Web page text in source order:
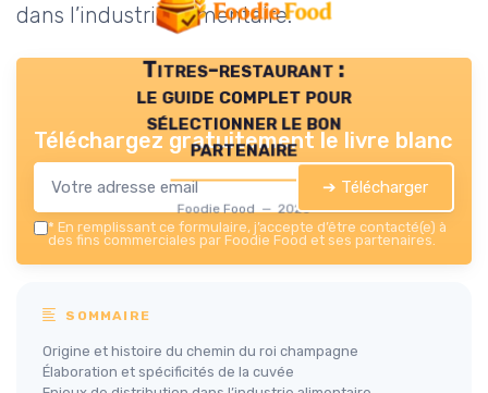
dans l’industrie alimentaire.
Titres-restaurant :
le guide complet pour
sélectionner le bon
partenaire
Foodie Food — 2026
Téléchargez gratuitement le livre blanc
➔ Télécharger
* En remplissant ce formulaire, j’accepte d’être contacté(e) à
des fins commerciales par Foodie Food et ses partenaires.
SOMMAIRE
Origine et histoire du chemin du roi champagne
Élaboration et spécificités de la cuvée